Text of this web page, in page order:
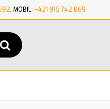
, MOBIL: +421 915 742 869